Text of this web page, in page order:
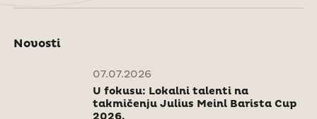
Novosti
07.07.2026
U fokusu: Lokalni talenti na
takmičenju Julius Meinl Barista Cup